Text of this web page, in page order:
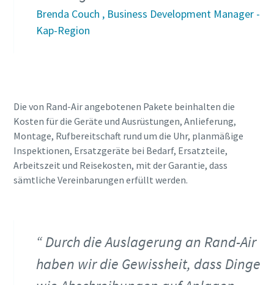
Brenda Couch , Business Development Manager -
Kap-Region
Die von Rand-Air angebotenen Pakete beinhalten die
Kosten für die Geräte und Ausrüstungen, Anlieferung,
Montage, Rufbereitschaft rund um die Uhr, planmäßige
Inspektionen, Ersatzgeräte bei Bedarf, Ersatzteile,
Arbeitszeit und Reisekosten, mit der Garantie, dass
sämtliche Vereinbarungen erfüllt werden.
Durch die Auslagerung an Rand-Air
haben wir die Gewissheit, dass Dinge